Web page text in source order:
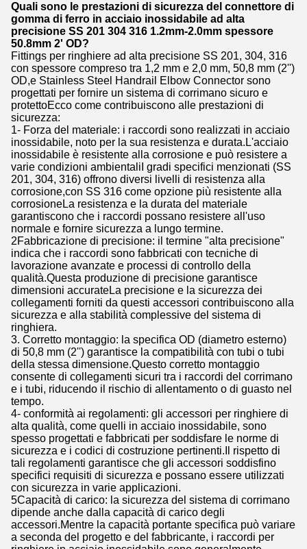
Quali sono le prestazioni di sicurezza del connettore di
gomma di ferro in acciaio inossidabile ad alta
precisione SS 201 304 316 1.2mm-2.0mm spessore
50.8mm 2' OD?
Fittings per ringhiere ad alta precisione SS 201, 304, 316
con spessore compreso tra 1,2 mm e 2,0 mm, 50,8 mm (2'')
OD,e Stainless Steel Handrail Elbow Connector sono
progettati per fornire un sistema di corrimano sicuro e
protettoEcco come contribuiscono alle prestazioni di
sicurezza:
1- Forza del materiale: i raccordi sono realizzati in acciaio
inossidabile, noto per la sua resistenza e durata.L'acciaio
inossidabile è resistente alla corrosione e può resistere a
varie condizioni ambientaliI gradi specifici menzionati (SS
201, 304, 316) offrono diversi livelli di resistenza alla
corrosione,con SS 316 come opzione più resistente alla
corrosioneLa resistenza e la durata del materiale
garantiscono che i raccordi possano resistere all'uso
normale e fornire sicurezza a lungo termine.
2Fabbricazione di precisione: il termine "alta precisione"
indica che i raccordi sono fabbricati con tecniche di
lavorazione avanzate e processi di controllo della
qualità.Questa produzione di precisione garantisce
dimensioni accurateLa precisione e la sicurezza dei
collegamenti forniti da questi accessori contribuiscono alla
sicurezza e alla stabilità complessive del sistema di
ringhiera.
3. Corretto montaggio: la specifica OD (diametro esterno)
di 50,8 mm (2'') garantisce la compatibilità con tubi o tubi
della stessa dimensione.Questo corretto montaggio
consente di collegamenti sicuri tra i raccordi del corrimano
e i tubi, riducendo il rischio di allentamento o di guasto nel
tempo.
4- conformità ai regolamenti: gli accessori per ringhiere di
alta qualità, come quelli in acciaio inossidabile, sono
spesso progettati e fabbricati per soddisfare le norme di
sicurezza e i codici di costruzione pertinenti.Il rispetto di
tali regolamenti garantisce che gli accessori soddisfino
specifici requisiti di sicurezza e possano essere utilizzati
con sicurezza in varie applicazioni.
5Capacità di carico: la sicurezza del sistema di corrimano
dipende anche dalla capacità di carico degli
accessori.Mentre la capacità portante specifica può variare
a seconda del progetto e del fabbricante, i raccordi per